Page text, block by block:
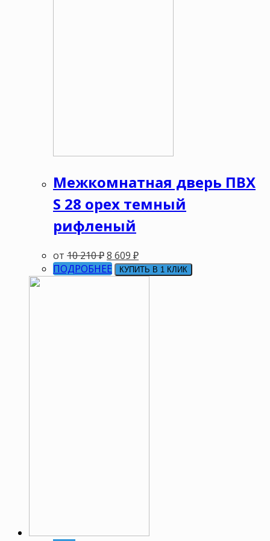
Межкомнатная дверь ПВХ
S 28 орех темный
рифленый
от 10 210₽8 609 ₽
ПОДРОБНЕЕ
КУПИТЬ В 1 КЛИК